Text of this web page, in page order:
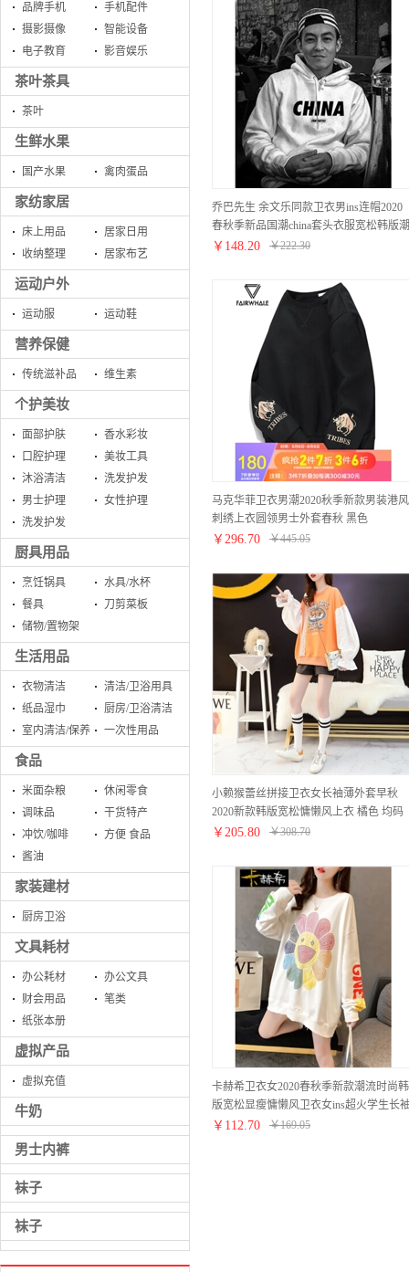
品牌手机
手机配件
摄影摄像
智能设备
电子教育
影音娱乐
茶叶茶具
茶叶
生鲜水果
国产水果 禽肉蛋品
家纺家居
床上用品
居家日用
收纳整理
居家布艺
运动户外
运动服 运动鞋
营养保健
传统滋补品 维生素
个护美妆
面部护肤
香水彩妆
口腔护理
美妆工具
沐浴清洁
洗发护发
男士护理
女性护理
洗发护发
厨具用品
烹饪锅具
水具/水杯
餐具
刀剪菜板
储物/置物架
生活用品
衣物清洁
清洁/卫浴用具
纸品湿巾
厨房/卫浴清洁
室内清洁/保养
一次性用品
食品
米面杂粮
休闲零食
调味品
干货特产
冲饮/咖啡
方便 食品
酱油
家装建材
厨房卫浴
文具耗材
办公耗材
办公文具
财会用品
笔类
纸张本册
虚拟产品
虚拟充值
牛奶
男士内裤
袜子
袜子
乔巴先生 余文乐同款卫衣男ins连帽2020
春秋季新品国潮china套头衣服宽松韩版潮
流长袖男士上衣 白色 CHINA
￥ 148.20 ￥222.30
马克华菲卫衣男潮2020秋季新款男装港风
刺绣上衣圆领男士外套春秋 黑色
175/92A/L
￥ 296.70 ￥445.05
小赖猴蕾丝拼接卫衣女长袖薄外套早秋
2020新款韩版宽松慵懒风上衣 橘色 均码
￥ 205.80 ￥308.70
卡赫希卫衣女2020春秋季新款潮流时尚韩
版宽松显瘦慵懒风卫衣女ins超火学生长
上衣女2322 白色 请拍正确尺码
￥ 112.70 ￥169.05